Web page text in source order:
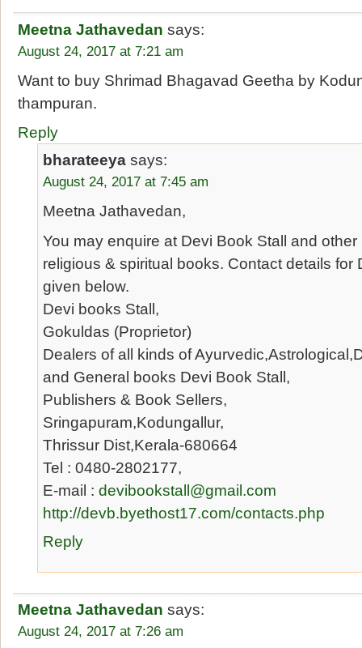
Meetna Jathavedan says:
August 24, 2017 at 7:21 am
Want to buy Shrimad Bhagavad Geetha by
thampuran.
Reply
bharateeya says:
August 24, 2017 at 7:45 am
Meetna Jathavedan,
You may enquire at Devi Book Stall and
religious & spiritual books. Contact details for
given below.
Devi books Stall,
Gokuldas (Proprietor)
Dealers of all kinds of
and General books Devi Book Stall,
Publishers & Book Sellers,
Sringapuram,Kodungallur,
Thrissur Dist,Kerala-680664
Tel : 0480-2802177,
E-mail :devibookstall@gmail.com
http://devb.byethost17.com/contacts.php
Reply
Meetna Jathavedan says:
August 24, 2017 at 7:26 am